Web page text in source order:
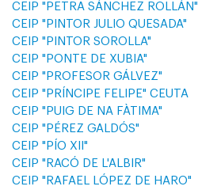
CEIP "PETRA SÁNCHEZ ROLLÁN"
CEIP "PINTOR JULIO QUESADA"
CEIP "PINTOR SOROLLA"
CEIP "PONTE DE XUBIA"
CEIP "PROFESOR GÁLVEZ"
CEIP "PRÍNCIPE FELIPE" CEUTA
CEIP "PUIG DE NA FÀTIMA"
CEIP "PÉREZ GALDÓS"
CEIP "PÍO XII"
CEIP "RACÓ DE L'ALBIR"
CEIP "RAFAEL LÓPEZ DE HARO"